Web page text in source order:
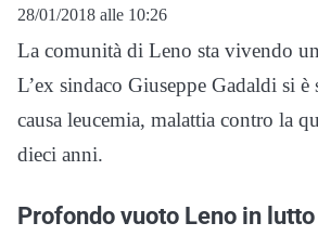
28/01/2018 alle 10:26
La comunità di Leno sta vivendo
L’ex sindaco Giuseppe Gadaldi si è
causa leucemia, malattia contro la
dieci anni.
Profondo vuoto Leno in